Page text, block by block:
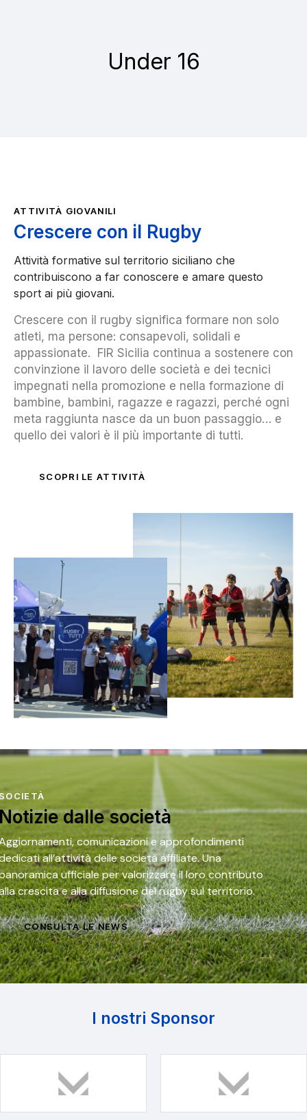
Under 16
ATTIVITÀ GIOVANILI
Crescere con il Rugby
Attività formative sul territorio siciliano che
contribuiscono a far conoscere e amare questo
sport ai più giovani.
Crescere con il rugby significa formare non solo
atleti, ma persone: consapevoli, solidali e
appassionate. FIR Sicilia continua a sostenere con
convinzione il lavoro delle società e dei tecnici
impegnati nella promozione e nella formazione di
bambine, bambini, ragazze e ragazzi, perché ogni
meta raggiunta nasce da un buon passaggio… e
quello dei valori è il più importante di tutti.
SCOPRI LE ATTIVITÀ
dalle società
comunicazioni e approfondimenti
all’attività delle società affiliate. Una
ufficiale per valorizzare il loro contributo
crescita e alla diffusione del rugby sul territorio.
CONSULTA LE NEWS
I nostri Sponsor